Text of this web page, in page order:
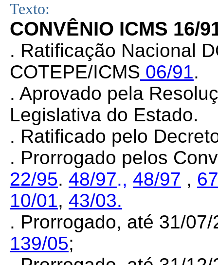
Texto:
CONVÊNIO ICMS 16/
. Ratificação Nacional
COTEPE/ICMS 06/91.
. Aprovado pela
Legislativa do Estado.
. Ratificado pelo
. Prorrogado pelos
22/95. 48/97., 48/97 ,
10/01, 43/03.
. Prorrogado, até 31/
139/05;